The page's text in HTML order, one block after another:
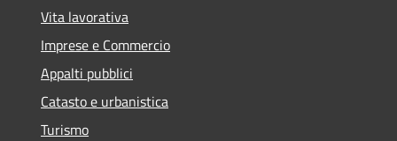
Vita lavorativa
Imprese e Commercio
Appalti pubblici
Catasto e urbanistica
Turismo